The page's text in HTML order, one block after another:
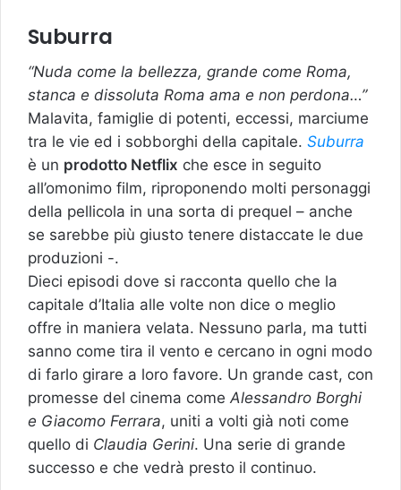
Suburra
“Nuda come la bellezza, grande come Roma,
stanca e dissoluta Roma ama e non perdona…”
Malavita, famiglie di potenti, eccessi, marciume
tra le vie ed i sobborghi della capitale. Suburra
è un prodotto Netflix che esce in seguito
all’omonimo film, riproponendo molti personaggi
della pellicola in una sorta di prequel – anche
se sarebbe più giusto tenere distaccate le due
produzioni -.
Dieci episodi dove si racconta quello che la
capitale d’Italia alle volte non dice o meglio
offre in maniera velata. Nessuno parla, ma tutti
sanno come tira il vento e cercano in ogni modo
di farlo girare a loro favore. Un grande cast, con
promesse del cinema come Alessandro Borghi
e Giacomo Ferrara, uniti a volti già noti come
quello di Claudia Gerini. Una serie di grande
successo e che vedrà presto il continuo.